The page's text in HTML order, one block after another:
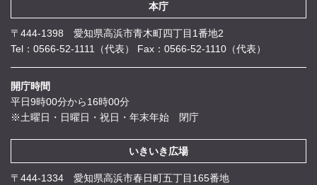
本庁
〒444-1398 愛知県高浜市青木町四丁目1番地2
Tel：0566-52-1111（代表）
Fax：0566-52-1110（代表）
開庁時間
平日9時00分から16時00分
※土曜日・日曜日・祝日・年末年始 閉庁
いきいき広場
〒444-1334 愛知県高浜市春日町五丁目165番地